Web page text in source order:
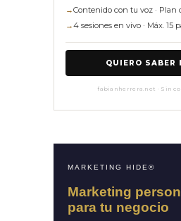
→Contenido con tu voz · Plan
→4 sesiones en vivo · Máx. 15
QUIERO SABER
fabianherrera.net · Sin
MARKETING HIDE®
Marketing
para tu negocio